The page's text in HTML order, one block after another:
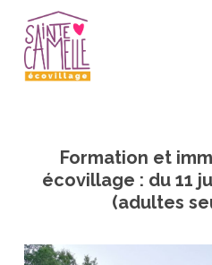
main
content
Formation et
écovillage : du 11
(adultes